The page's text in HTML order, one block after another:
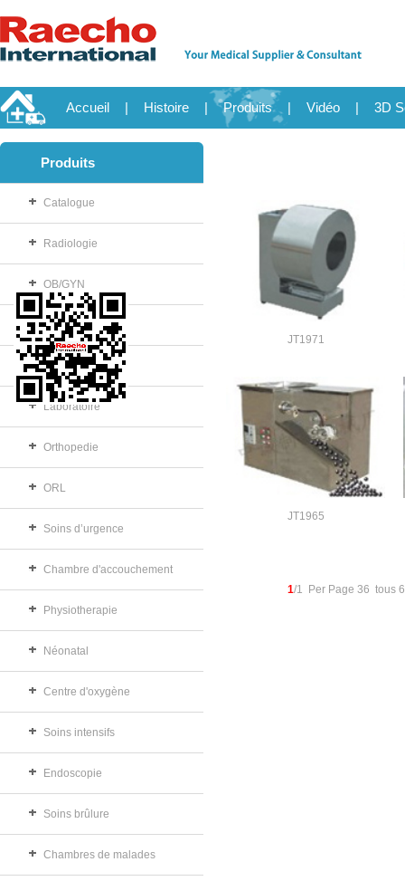
Accueil | Histoire | Produits | Vidéo | 3D
Produits
Catalogue
Radiologie
OB/GYN
Consommable
Salle d'opération
Laboratoire
Orthopedie
ORL
Soins d’urgence
Chambre d'accouchement
Physiotherapie
Néonatal
Centre d'oxygène
Soins intensifs
Endoscopie
Soins brûlure
Chambres de malades
JT1971
JT1965
1/1 Per Page 36 tous